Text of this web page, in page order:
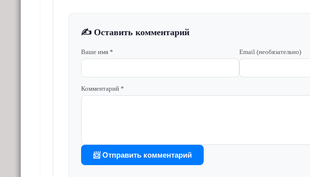
✍️ Оставить комментарий
Ваше имя * Email (необязательно)
Комментарий *
📨 Отправить комментарий